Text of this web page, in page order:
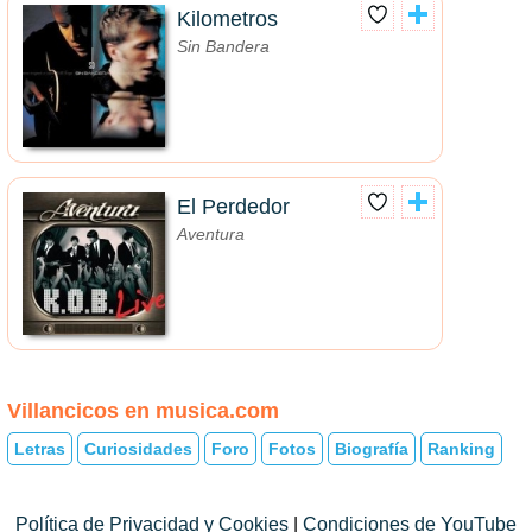
Kilometros
Sin Bandera
El Perdedor
Aventura
Villancicos en musica.com
Letras Curiosidades Foro Fotos Biografía Ranking
Política de Privacidad y Cookies Condiciones de YouTube